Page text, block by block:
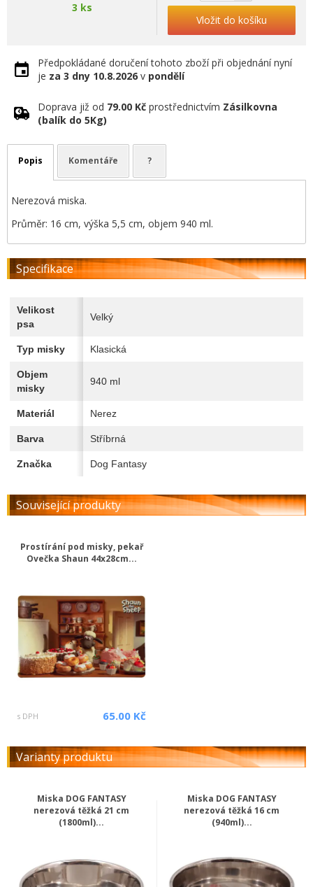
3 ks
Vložit do košíku
Předpokládané doručení tohoto zboží při objednání nyní
je za 3 dny 10.8.2026 v pondělí
Doprava již od 79.00 Kč prostřednictvím Zásilkovna
(balík do 5Kg)
Popis Komentáře ?
Nerezová miska.
Průměr: 16 cm, výška 5,5 cm, objem 940 ml.
Specifikace
Velikost
psa
Velký
Typ misky Klasická
Objem
misky
940 ml
Materiál Nerez
Barva Stříbrná
Značka Dog Fantasy
Související produkty
Prostírání pod misky, pekař
Ovečka Shaun 44x28cm...
s DPH 65.00 Kč
Varianty produktu
Miska DOG FANTASY
nerezová těžká 21 cm
(1800ml)...
Miska DOG FANTASY
nerezová těžká 16 cm
(940ml)...